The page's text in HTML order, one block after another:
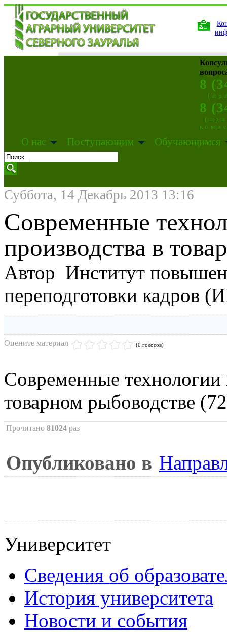
8
8
О нас Поступающим Обучающимся
Суббота, 14 Декабрь 2013 13:16
Современные
производства в
Автор Институт
переподготовки кадров
Оцените материал (0 голосов)
Современные технологии
товарном рыбоводстве
Прочитано 81024 раз
Опубликовано в
Университет
Сведения об
История университета
Новости и события